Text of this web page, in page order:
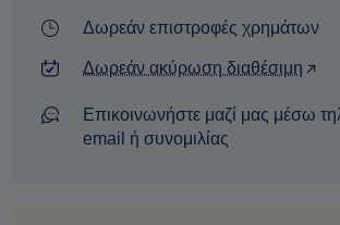
Δωρεάν επιστροφές χρημάτων
Δωρεάν ακύρωση διαθέσιμη
Επικοινωνήστε μαζί μας μέσω
email ή συνομιλίας